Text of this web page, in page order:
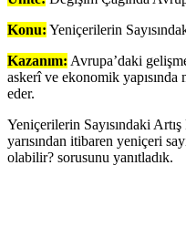
Konu: Yeniçerilerin
Kazanım: Avrupa’daki
askerî ve ekonomik
eder.
Yeniçerilerin Sayısındaki
yarısından itibaren yeniçeri
olabilir? sorusunu yanıtladık.